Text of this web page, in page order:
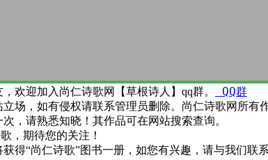
欢迎加入尚仁诗歌网【草根诗人】qq群。 QQ群
场，如有侵权请联系管理员删除。尚仁诗歌网所有
，请熟悉知晓！其作品可在网站搜索查询。
，期待您的关注！
得“尚仁诗歌”图书一册，如您有兴趣，请与我们联